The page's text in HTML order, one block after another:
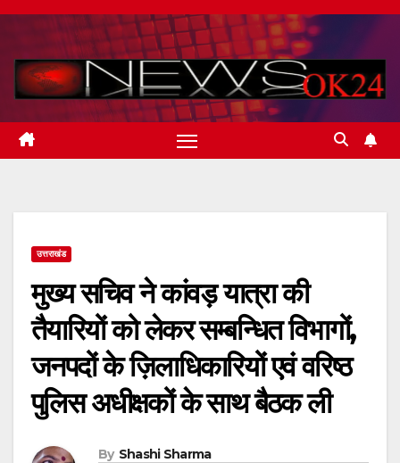
Skip
content
उत्तराखंड
मुख्य सचिव ने कांवड़ यात्रा की
तैयारियों को लेकर सम्बन्धित विभागों,
जनपदों के ज़िलाधिकारियों एवं वरिष्ठ
पुलिस अधीक्षकों के साथ बैठक ली
By Shashi Sharma